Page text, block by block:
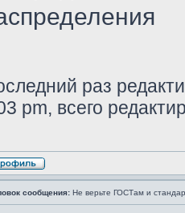
раз
pm, всего
сообщения: Не верьте ГОСТам и